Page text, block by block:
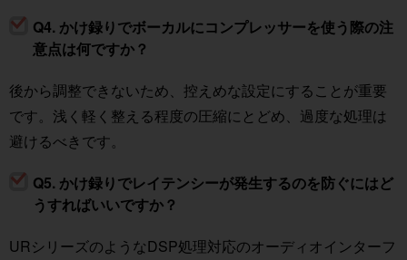
Q4. かけ録りでボーカルにコンプレッサーを使う際の注
意点は何ですか？
後から調整できないため、控えめな設定にすることが重要
です。浅く軽く整える程度の圧縮にとどめ、過度な処理は
避けるべきです。
Q5. かけ録りでレイテンシーが発生するのを防ぐにはど
うすればいいですか？
URシリーズのようなDSP処理対応のオーディオインターフ